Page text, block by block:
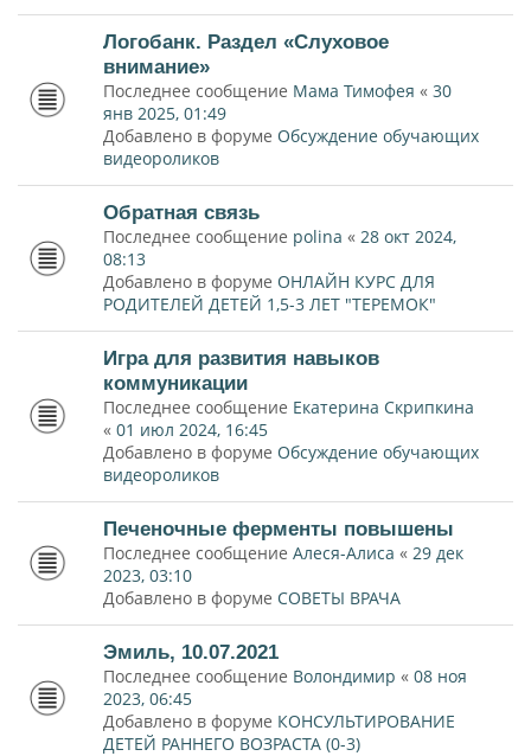
Логобанк. Раздел «Слуховое
внимание»
Последнее сообщение Мама Тимофея « 30
янв 2025, 01:49
Добавлено в форуме Обсуждение обучающих
видеороликов
Обратная связь
Последнее сообщение polina « 28 окт 2024,
08:13
Добавлено в форуме ОНЛАЙН КУРС ДЛЯ
РОДИТЕЛЕЙ ДЕТЕЙ 1,5-3 ЛЕТ "ТЕРЕМОК"
Игра для развития навыков
коммуникации
Последнее сообщение Екатерина Скрипкина
« 01 июл 2024, 16:45
Добавлено в форуме Обсуждение обучающих
видеороликов
Печеночные ферменты повышены
Последнее сообщение Алеся-Алиса « 29 дек
2023, 03:10
Добавлено в форуме СОВЕТЫ ВРАЧА
Эмиль, 10.07.2021
Последнее сообщение Волондимир « 08 ноя
2023, 06:45
Добавлено в форуме КОНСУЛЬТИРОВАНИЕ
ДЕТЕЙ РАННЕГО ВОЗРАСТА (0-3)